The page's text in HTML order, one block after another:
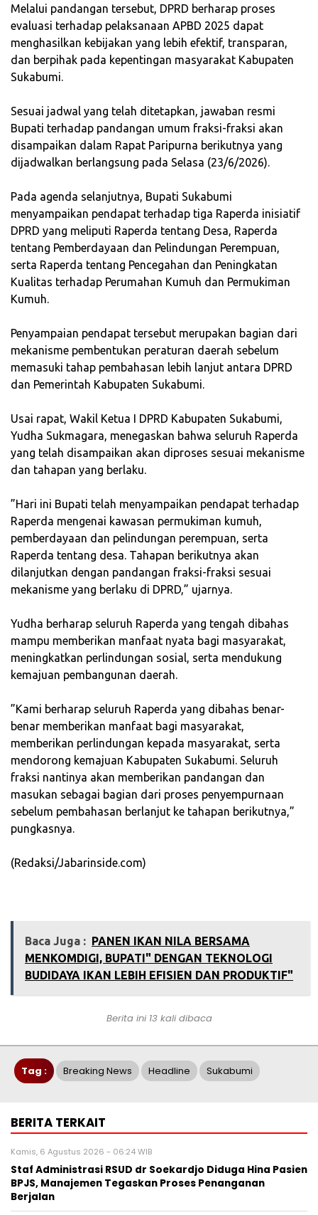
‎Melalui pandangan tersebut, DPRD berharap proses
evaluasi terhadap pelaksanaan APBD 2025 dapat
menghasilkan kebijakan yang lebih efektif, transparan,
dan berpihak pada kepentingan masyarakat Kabupaten
Sukabumi.
‎Sesuai jadwal yang telah ditetapkan, jawaban resmi
Bupati terhadap pandangan umum fraksi-fraksi akan
disampaikan dalam Rapat Paripurna berikutnya yang
dijadwalkan berlangsung pada Selasa (23/6/2026).
‎Pada agenda selanjutnya, Bupati Sukabumi
menyampaikan pendapat terhadap tiga Raperda inisiatif
DPRD yang meliputi Raperda tentang Desa, Raperda
tentang Pemberdayaan dan Pelindungan Perempuan,
serta Raperda tentang Pencegahan dan Peningkatan
Kualitas terhadap Perumahan Kumuh dan Permukiman
Kumuh.
‎Penyampaian pendapat tersebut merupakan bagian dari
mekanisme pembentukan peraturan daerah sebelum
memasuki tahap pembahasan lebih lanjut antara DPRD
dan Pemerintah Kabupaten Sukabumi.
‎Usai rapat, Wakil Ketua I DPRD Kabupaten Sukabumi,
Yudha Sukmagara, menegaskan bahwa seluruh Raperda
yang telah disampaikan akan diproses sesuai mekanisme
dan tahapan yang berlaku.
‎”Hari ini Bupati telah menyampaikan pendapat terhadap
Raperda mengenai kawasan permukiman kumuh,
pemberdayaan dan pelindungan perempuan, serta
Raperda tentang desa. Tahapan berikutnya akan
dilanjutkan dengan pandangan fraksi-fraksi sesuai
mekanisme yang berlaku di DPRD,” ujarnya.
‎Yudha berharap seluruh Raperda yang tengah dibahas
mampu memberikan manfaat nyata bagi masyarakat,
meningkatkan perlindungan sosial, serta mendukung
kemajuan pembangunan daerah.
‎”Kami berharap seluruh Raperda yang dibahas benar-
benar memberikan manfaat bagi masyarakat,
memberikan perlindungan kepada masyarakat, serta
mendorong kemajuan Kabupaten Sukabumi. Seluruh
fraksi nantinya akan memberikan pandangan dan
masukan sebagai bagian dari proses penyempurnaan
sebelum pembahasan berlanjut ke tahapan berikutnya,”
pungkasnya.
‎(Redaksi/Jabarinside.com)
Baca Juga : PANEN IKAN NILA BERSAMA
MENKOMDIGI, BUPATI" DENGAN TEKNOLOGI
BUDIDAYA IKAN LEBIH EFISIEN DAN PRODUKTIF"
Berita ini 13 kali dibaca
Tag : Breaking News Headline Sukabumi
BERITA TERKAIT
Kamis, 6 Agustus 2026 - 06:24 WIB
Staf Administrasi RSUD dr Soekardjo Diduga Hina Pasien
BPJS, Manajemen Tegaskan Proses Penanganan
Berjalan